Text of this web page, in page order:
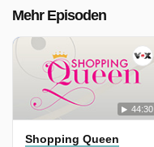
Mehr Episoden
44:30
Shopping Queen